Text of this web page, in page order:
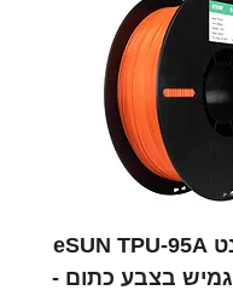
גליל פילמנט eSUN TPU-95A
ORANGE גמיש בצבע כתום -